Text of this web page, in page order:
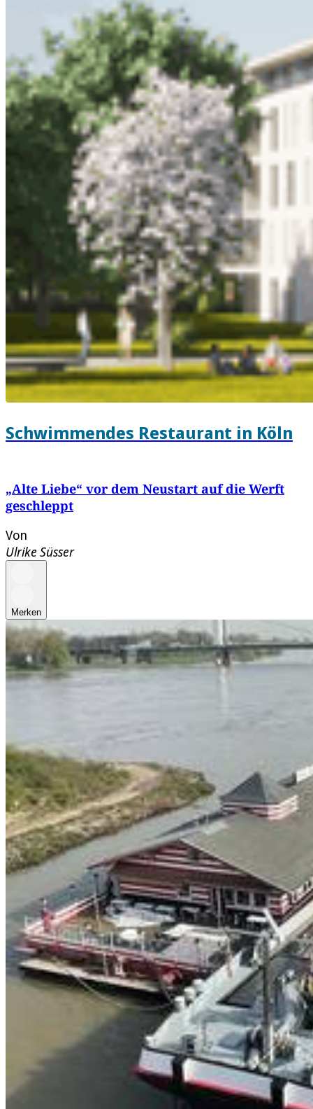
Schwimmendes Restaurant in Köln
„Alte Liebe“ vor dem Neustart auf die Werft
geschleppt
Von
Ulrike Süsser
Merken